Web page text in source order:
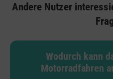
Andere Nutzer
Wodurch kann
Motorradfahren